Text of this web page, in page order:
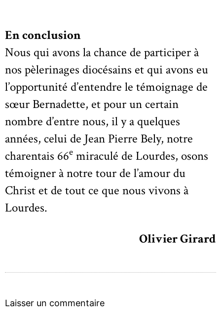
En conclusion
Nous qui avons la chance de participer à
nos pèlerinages diocésains et qui avons eu
l’opportunité d’entendre le témoignage de
sœur Bernadette, et pour un certain
nombre d’entre nous, il y a quelques
années, celui de Jean Pierre Bely, notre
charentais 66e miraculé de Lourdes, osons
témoigner à notre tour de l’amour du
Christ et de tout ce que nous vivons à
Lourdes.
Olivier Girard
Laisser un commentaire